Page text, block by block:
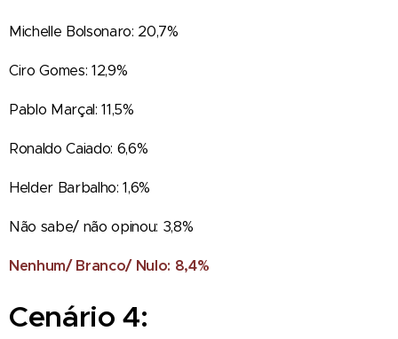
Michelle Bolsonaro: 20,7%
Ciro Gomes: 12,9%
Pablo Marçal: 11,5%
Ronaldo Caiado: 6,6%
Helder Barbalho: 1,6%
Não sabe/ não opinou: 3,8%
Nenhum/ Branco/ Nulo: 8,4%
Cenário 4: